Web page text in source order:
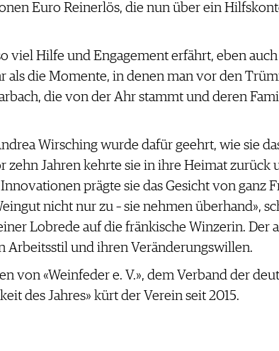
Euro Reinerlös, die nun über ein
viel Hilfe und Engagement erfährt, eben
als die Momente, in denen man vor den
die von der Ahr stammt und deren
Wirsching wurde dafür geehrt, wie sie
Jahren kehrte sie in ihre Heimat zurück
prägte sie das Gesicht von ganz
nicht nur zu – sie nehmen überhand»,
Lobrede auf die fränkische Winzerin. Der
Arbeitsstil und ihren Veränderungswillen.
von «Weinfeder e. V.», dem Verband der
des Jahres» kürt der Verein seit 2015.